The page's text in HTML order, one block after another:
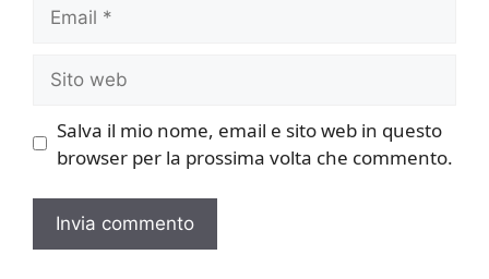
web
Salva il mio nome, email e sito web in questo
browser per la prossima volta che commento.